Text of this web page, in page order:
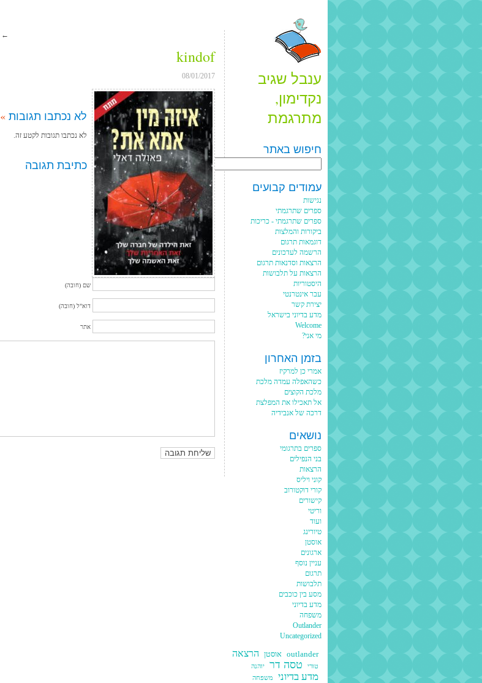
ענבל שגיב
נקדימון,
מתרגמת
חיפוש באתר
Search
עמודים קבועים
נגישות
ספרים שתרגמתי
ספרים שתרגמתי - כריכות
ביקורות והמלצות
דוגמאות תרגום
הרשמה לעדכונים
הרצאות וסדנאות תרגום
הרצאות על תלבושות
היסטוריות
עבר אינטרנטי
יצירת קשר
מדע בדיוני בישראל
Welcome
מי אני?
בזמן האחרון
אמרי כן למרקיז
כשהאפלה עמדה מלכת
מלכת הקוצים
אל תאכילו את המפלצת
דרכה של אנבידיה
נושאים
ספרים בתרגומי
בני הנפילים
הרצאות
קוני ויליס
קורי דוקטורוב
קישורים
וריטי
ועוד
טיורינג
אוסטן
ארגונים
עניין נוסף
תרגום
תלבושות
מסע בין כוכבים
מדע בדיוני
משפחה
Outlander
Uncategorized
outlander אוסטן הרצאה
טורי טסה דר יוהנה
מדע בדיוני
משפחה
←
kindof
08/01/2017
לא נכתבו תגובות »
לא נכתבו תגובות לקטע זה.
כתיבת תגובה
שם (חובה)
דוא"ל (חובה)
אתר